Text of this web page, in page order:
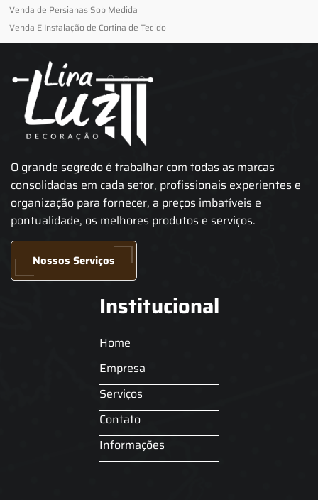
Venda de Persianas Sob Medida
Venda E Instalação de Cortina de Tecido
O grande segredo é trabalhar com todas as marcas
consolidadas em cada setor, profissionais experientes e
organização para fornecer, a preços imbatíveis e
pontualidade, os melhores produtos e serviços.
Nossos Serviços
Institucional
Home
Empresa
Serviços
Contato
Informações